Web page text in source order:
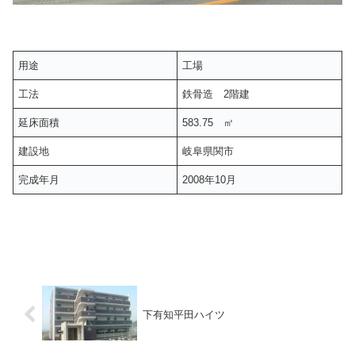
用途 工場
工法 鉄骨造 2階建
延床面積 583.75 ㎡
建設地 岐阜県関市
完成年月 2008年10月
下有知平田ハイツ